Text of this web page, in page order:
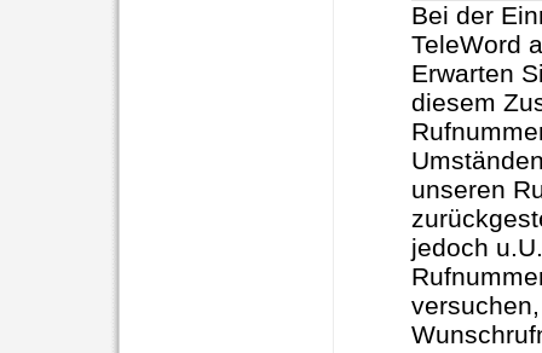
Bei der
TeleWord
Erwarten
diesem
unseren
jedoch